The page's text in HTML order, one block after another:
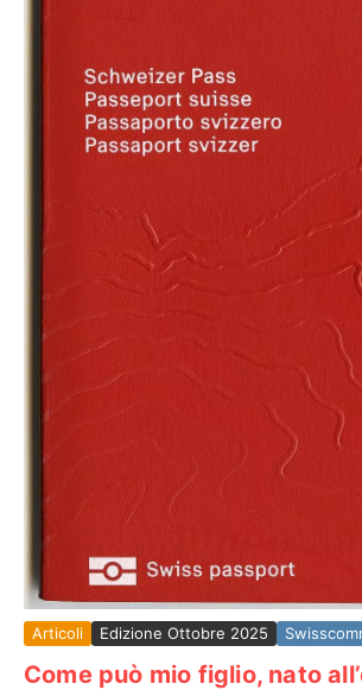
Articoli Edizione Ottobre 2025
Come può mio figlio, nato